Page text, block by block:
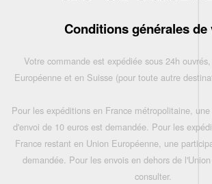
Conditions générales de
Votre commande est expédiée sous 24h
Européenne et en Suisse (pour toute autre
Pour les expéditions en France métropolitaine,
d'envoi de 10 euros est demandée. Pour les
France restant en Union Européenne, une
demandée. Pour les envois en dehors de
consulter.